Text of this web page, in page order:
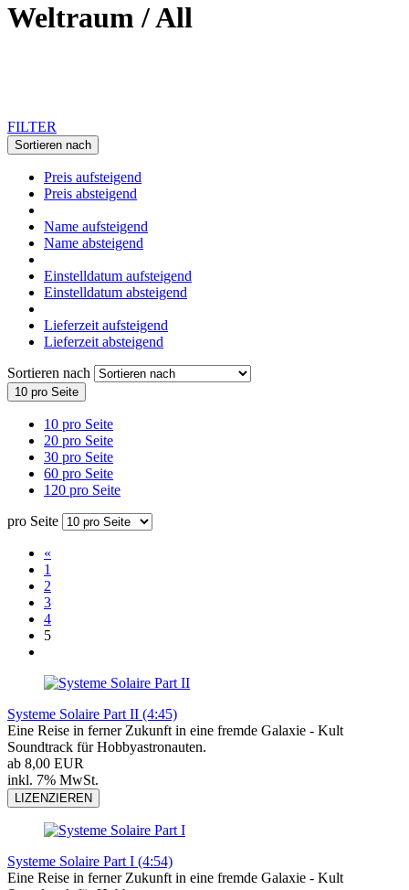
Weltraum / All
FILTER
Sortieren nach
Preis aufsteigend
Preis absteigend
Name aufsteigend
Name absteigend
Einstelldatum aufsteigend
Einstelldatum absteigend
Lieferzeit aufsteigend
Lieferzeit absteigend
Sortieren nach
10 pro Seite
10 pro Seite
20 pro Seite
30 pro Seite
60 pro Seite
120 pro Seite
pro Seite
«
1
2
3
4
5
Systeme Solaire Part II (4:45)
Eine Reise in ferner Zukunft in eine fremde Galaxie - Kult
Soundtrack für Hobbyastronauten.
ab 8,00 EUR
inkl. 7% MwSt.
LIZENZIEREN
Systeme Solaire Part I (4:54)
Eine Reise in ferner Zukunft in eine fremde Galaxie - Kult